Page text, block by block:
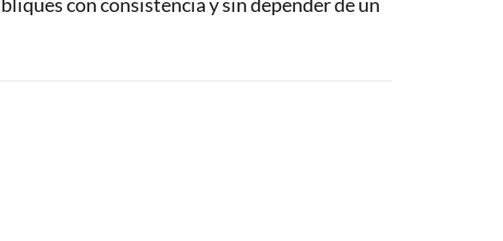
con consistencia y sin depender de un